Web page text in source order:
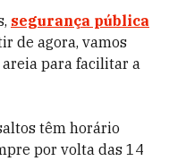
segurança pública
de agora, vamos
para facilitar a
têm horário
por volta das 14